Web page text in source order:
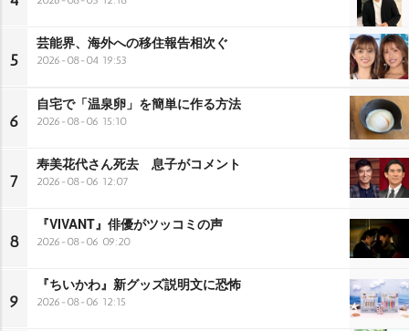
5
芸能界、海外への移住報告相次ぐ
2026-08-04 19:53
6
自宅で「温泉卵」を簡単に作る方法
2026-08-06 15:10
7
寿美花代さん死去 息子がコメント
2026-08-06 12:07
8
『VIVANT』俳優がツッコミの声
2026-08-06 09:20
9
『ちいかわ』新グッズ説明文に恐怖
2026-08-06 12:15